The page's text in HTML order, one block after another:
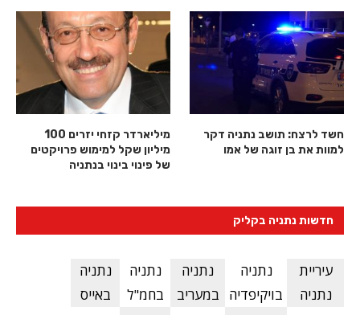
מיליארדר קזחי יזרים 100
מיליון שקל למימוש פרויקטים
של פינוי בינוי בנתניה
חשד לרצח: תושב נתניה דקר
למוות את בן זוגה של אמו
חדשות נתניה בקליק
עיריית
נתניה
נתניה
בויקיפדיה
נתניה
במעריב
נתניה
בחמ"ל
נתניה
באייס